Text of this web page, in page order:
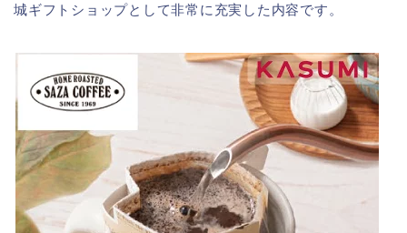
城ギフトショップとして非常に充実した内容です。